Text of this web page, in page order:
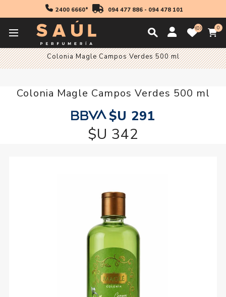
2400 6660* 094 477 886- 094 478 101
0 0
Inicio Fragancias
Colonia Magle Campos Verdes 500 ml
Colonia Magle Campos Verdes 500 ml
$U 291
$U 342